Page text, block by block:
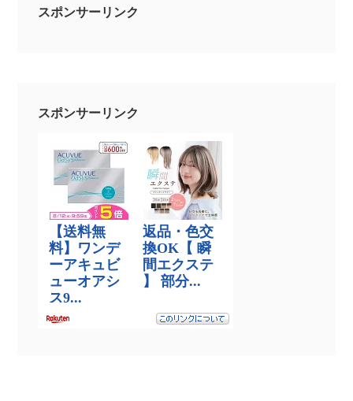
スポンサーリンク
スポンサーリンク